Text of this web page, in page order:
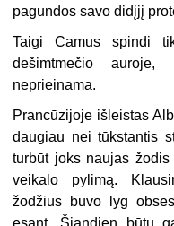
pagundos savo didįjį
Taigi Camus spindi
dešimtmečio
neprieinama.
Prancūzijoje išleistas
daugiau nei tūkstantis
turbūt joks naujas
veikalo pylimą.
žodžius buvo lyg